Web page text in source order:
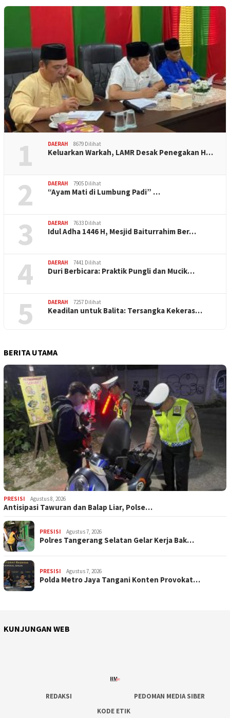
1 DAERAH 8679 Dilihat
Keluarkan Warkah, LAMR Desak Penegakan H…
2 DAERAH 7905 Dilihat
“Ayam Mati di Lumbung Padi” …
3 DAERAH 7633 Dilihat
Idul Adha 1446 H, Mesjid Baiturrahim Ber…
4 DAERAH 7441 Dilihat
Duri Berbicara: Praktik Pungli dan Mucik…
5 DAERAH 7257 Dilihat
Keadilan untuk Balita: Tersangka Kekeras…
BERITA UTAMA
PRESISI Agustus 8, 2026
Antisipasi Tawuran dan Balap Liar, Polse…
PRESISI Agustus 7, 2026
Polres Tangerang Selatan Gelar Kerja Bak…
PRESISI Agustus 7, 2026
Polda Metro Jaya Tangani Konten Provokat…
KUNJUNGAN WEB
REDAKSI
PEDOMAN MEDIA SIBER
KODE ETIK